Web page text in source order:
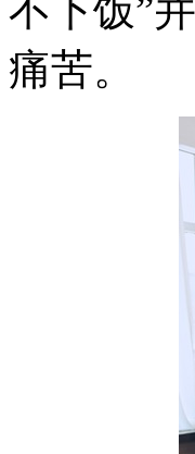
不下饭”
痛苦。